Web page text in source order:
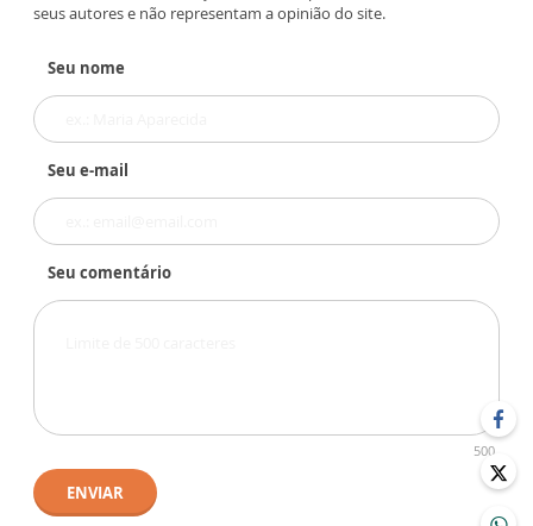
seus autores e não representam a opinião do site.
Seu nome
Seu e-mail
Seu comentário
500
ENVIAR